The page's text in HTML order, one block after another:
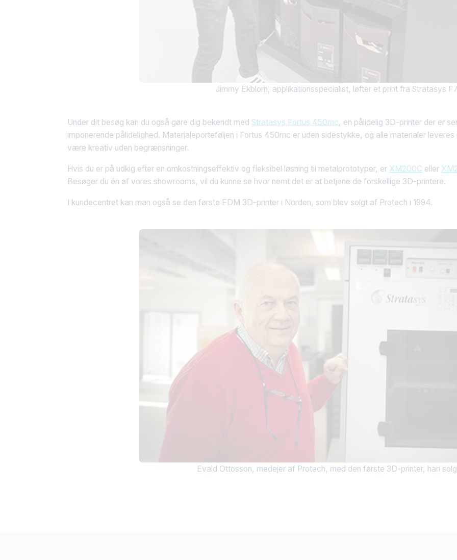
Jimmy Ekblom, applikationsspecialist, løfter et print fra Stratasys
Under dit besøg kan du også gøre dig bekendt med Stratasys Fortus 450mc, en pålidelig 3D-printer der er
imponerende pålidelighed. Materialeporteføljen i Fortus 450mc er uden sidestykke, og alle materialer
være kreativ uden begrænsninger.
Hvis du er på udkig efter en omkostningseffektiv og fleksibel løsning til metalprototyper, er XM200C eller
Besøger du én af vores showrooms, vil du kunne se hvor nemt det er at betjene de forskellige 3D-printere.
I kundecentret kan man også se den første FDM 3D-printer i Norden, som blev solgt af Protech i 1994.
Evald Ottosson, medejer af Protech, med den første 3D-printer, han